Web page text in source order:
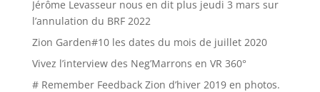
Jérôme Levasseur nous en dit plus jeudi 3 mars sur
l’annulation du BRF 2022
Zion Garden#10 les dates du mois de juillet 2020
Vivez l’interview des Neg’Marrons en VR 360°
# Remember Feedback Zion d’hiver 2019 en photos.